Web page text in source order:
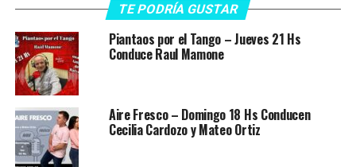
TE PODRÍA GUSTAR
Piantaos por el Tango – Jueves 21 Hs
Conduce Raul Mamone
Aire Fresco – Domingo 18 Hs Conducen
Cecilia Cardozo y Mateo Ortiz